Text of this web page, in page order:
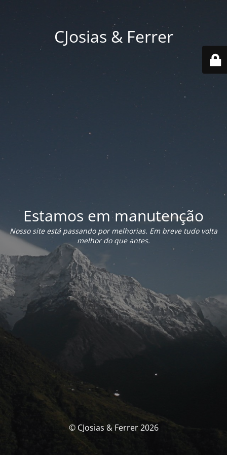
CJosias & Ferrer
Estamos em manutenção
Nosso site está passando por melhorias. Em breve tudo volta
melhor do que antes.
© CJosias & Ferrer 2026